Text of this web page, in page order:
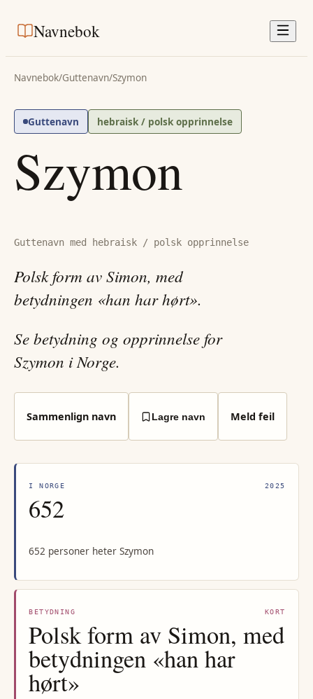
Navnebok
Navnebok/Guttenavn/Szymon
Guttenavn hebraisk / polsk opprinnelse
Szymon
Guttenavn med hebraisk / polsk opprinnelse
Polsk form av Simon, med
betydningen «han har hørt».
Se betydning og opprinnelse for
Szymon i Norge.
Sammenlign navn Lagre navn Meld feil
I NORGE 2025
652
652 personer heter Szymon
BETYDNING KORT
Polsk form av Simon, med
betydningen «han har
hørt»